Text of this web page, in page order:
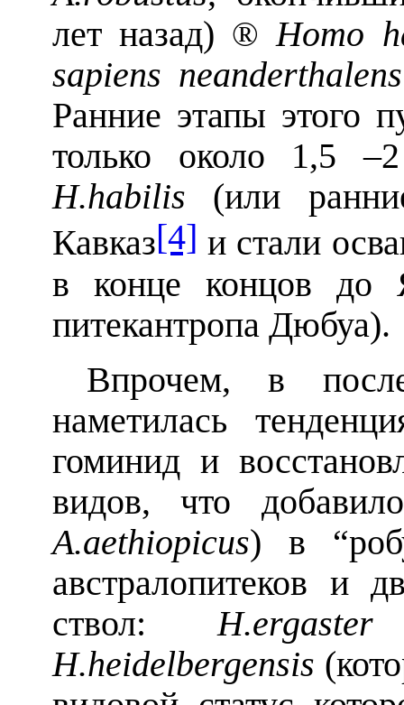
лет назад) ® Homo
sapiens
Ранние этапы этого
только около 1,5
H.habilis (или
Кавказ[4] и стали
в конце концов до
питекантропа Дюбуа).
Впрочем, в
наметилась
гоминид и
видов, что
A.aethiopicus) в
австралопитеков и
ствол: H.ergaster
H.heidelbergensis